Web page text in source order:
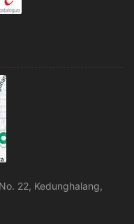
22, Kedunghalang,